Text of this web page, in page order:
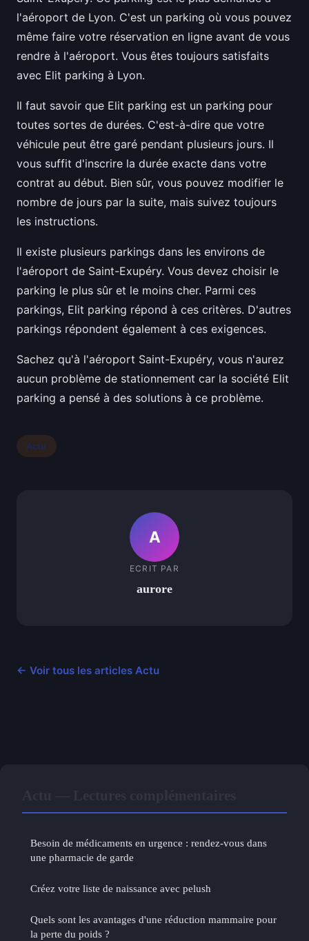
l'aéroport de Lyon. C'est un parking où vous pouvez
même faire votre réservation en ligne avant de vous
rendre à l'aéroport. Vous êtes toujours satisfaits
avec Elit parking à Lyon.
Il faut savoir que Elit parking est un parking pour
toutes sortes de durées. C'est-à-dire que votre
véhicule peut être garé pendant plusieurs jours. Il
vous suffit d'inscrire la durée exacte dans votre
contrat au début. Bien sûr, vous pouvez modifier le
nombre de jours par la suite, mais suivez toujours
les instructions.
Il existe plusieurs parkings dans les environs de
l'aéroport de Saint-Exupéry. Vous devez choisir le
parking le plus sûr et le moins cher. Parmi ces
parkings, Elit parking répond à ces critères. D'autres
parkings répondent également à ces exigences.
Sachez qu'à l'aéroport Saint-Exupéry, vous n'aurez
aucun problème de stationnement car la société Elit
parking a pensé à des solutions à ce problème.
Actu
A
ECRIT PAR
aurore
← Voir tous les articles Actu
Besoin de médicaments en urgence : rendez-vous dans
une pharmacie de garde
Créez votre liste de naissance avec pelush
Quels sont les avantages d'une réduction mammaire pour
la perte du poids ?